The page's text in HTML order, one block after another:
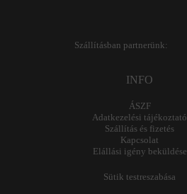
Szállításban partnerünk:
INFO
ÁSZF
Adatkezelési tájékoztató
Szállítás és fizetés
Kapcsolat
Elállási igény beküldése
Sütik testreszabása